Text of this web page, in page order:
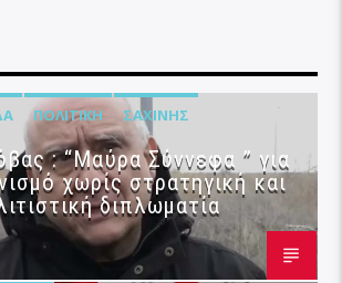
ΠΟΛΙΤΙΚΉ ΣΑΧΊΝΗΣ
: “Μαύρα Σύννεφα ” για
χωρίς στρατηγική και
διπλωματία